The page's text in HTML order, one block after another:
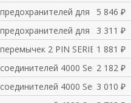
для 40125 846 ₽
для SCAD
3 311 ₽
2 PIN SERIES 41 881 ₽
4000 Series2 182 ₽
4000 Series3 010 ₽